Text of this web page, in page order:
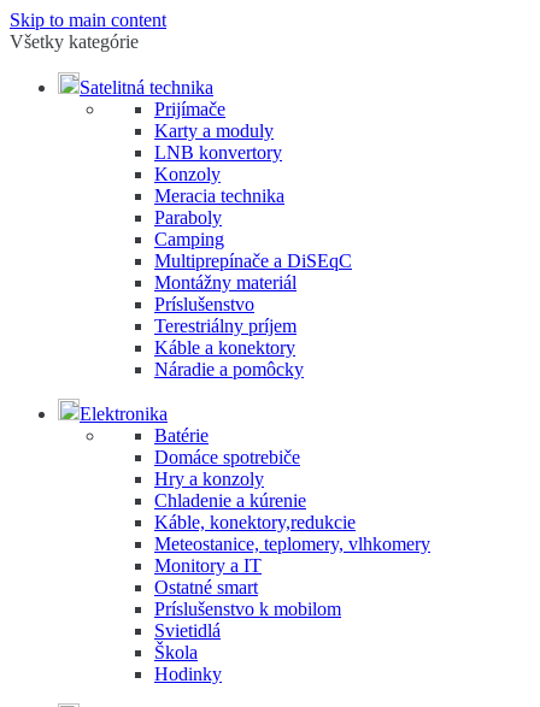
Skip to main content
Všetky kategórie
Satelitná technika
Prijímače
Karty a moduly
LNB konvertory
Konzoly
Meracia technika
Paraboly
Camping
Multiprepínače a DiSEqC
Montážny materiál
Príslušenstvo
Terestriálny príjem
Káble a konektory
Náradie a pomôcky
Elektronika
Batérie
Domáce spotrebiče
Hry a konzoly
Chladenie a kúrenie
Káble, konektory,redukcie
Meteostanice, teplomery, vlhkomery
Monitory a IT
Ostatné smart
Príslušenstvo k mobilom
Svietidlá
Škola
Hodinky